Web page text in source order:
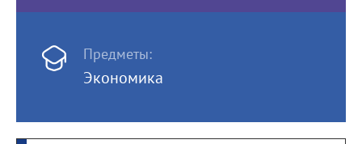
Предметы:
Экономика